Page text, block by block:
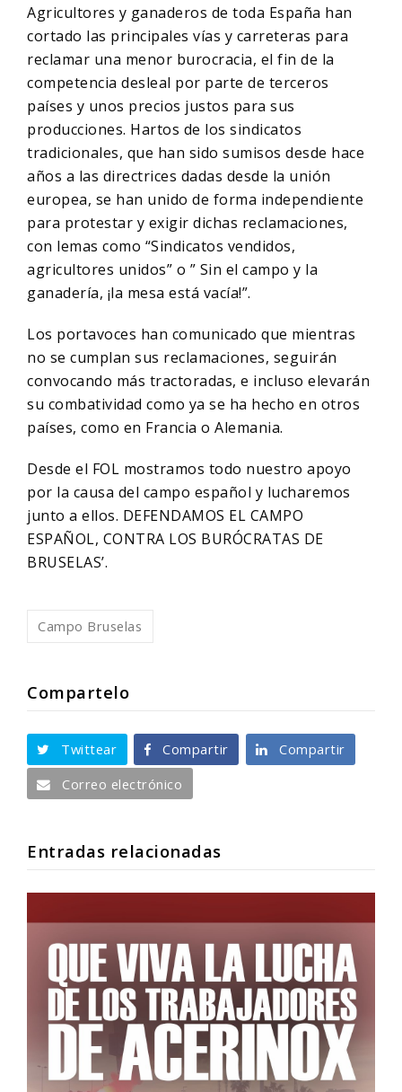
Agricultores y ganaderos de toda España han
cortado las principales vías y carreteras para
reclamar una menor burocracia, el fin de la
competencia desleal por parte de terceros
países y unos precios justos para sus
producciones. Hartos de los sindicatos
tradicionales, que han sido sumisos desde hace
años a las directrices dadas desde la unión
europea, se han unido de forma independiente
para protestar y exigir dichas reclamaciones,
con lemas como “Sindicatos vendidos,
agricultores unidos” o ” Sin el campo y la
ganadería, ¡la mesa está vacía!”.
Los portavoces han comunicado que mientras
no se cumplan sus reclamaciones, seguirán
convocando más tractoradas, e incluso elevarán
su combatividad como ya se ha hecho en otros
países, como en Francia o Alemania.
Desde el FOL mostramos todo nuestro apoyo
por la causa del campo español y lucharemos
junto a ellos. DEFENDAMOS EL CAMPO
ESPAÑOL, CONTRA LOS BURÓCRATAS DE
BRUSELAS’.
Campo Bruselas
Compartelo
Twittear Compartir
Compartir
Correo electrónico
Entradas relacionadas